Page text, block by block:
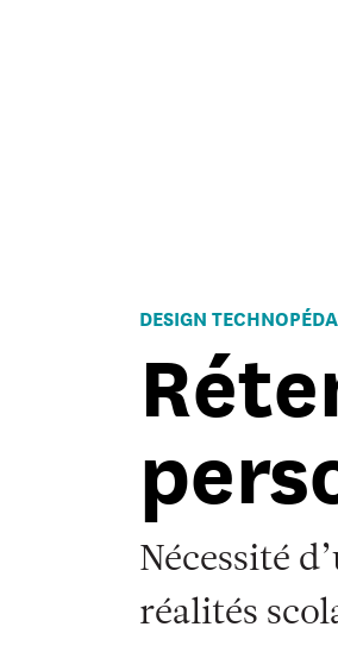
DESIGN
Nécessité
réalités